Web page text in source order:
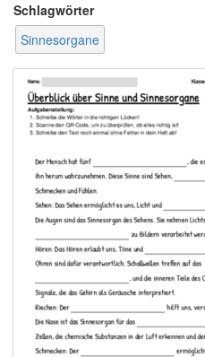
Schlagwörter
Sinnesorgane